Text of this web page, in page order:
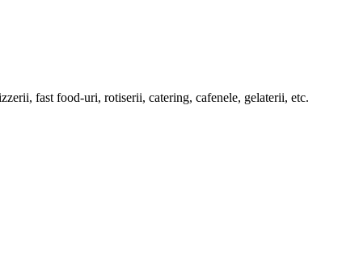
fast food-uri, rotiserii, catering, cafenele, gelaterii, etc.